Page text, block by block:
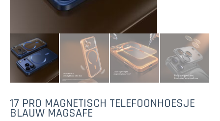
17 PRO MAGNETISCH TELEFOONHOESJE
BLAUW MAGSAFE